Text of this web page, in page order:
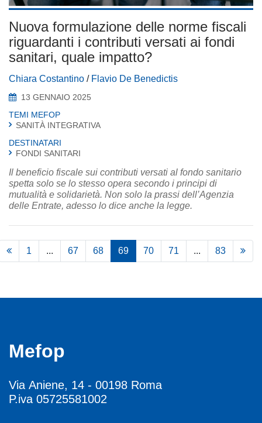
Nuova formulazione delle norme fiscali
riguardanti i contributi versati ai fondi
sanitari, quale impatto?
Chiara Costantino / Flavio De Benedictis
13 GENNAIO 2025
TEMI MEFOP
SANITÀ INTEGRATIVA
DESTINATARI
FONDI SANITARI
Il beneficio fiscale sui contributi versati al fondo sanitario
spetta solo se lo stesso opera secondo i principi di
mutualità e solidarietà. Non solo la prassi dell’Agenzia
delle Entrate, adesso lo dice anche la legge.
1 ... 67 68 69 70 71 ... 83
Mefop
Via Aniene, 14 - 00198 Roma
P.iva 05725581002